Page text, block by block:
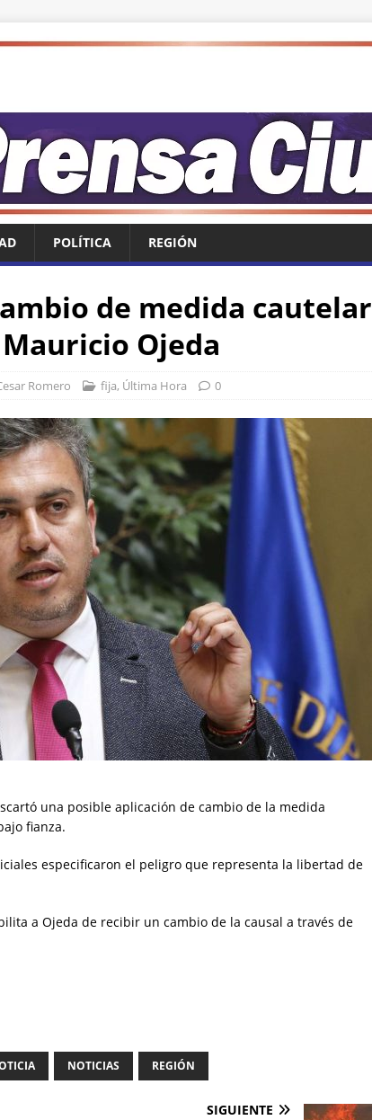
POLÍTICA REGIÓN
de medida cautelar
Ojeda
Romero fija, Última Hora 0
una posible aplicación de cambio de la medida
fianza.
especificaron el peligro que representa la libertad de
a Ojeda de recibir un cambio de la causal a través de
NOTICIAS REGIÓN
SIGUIENTE